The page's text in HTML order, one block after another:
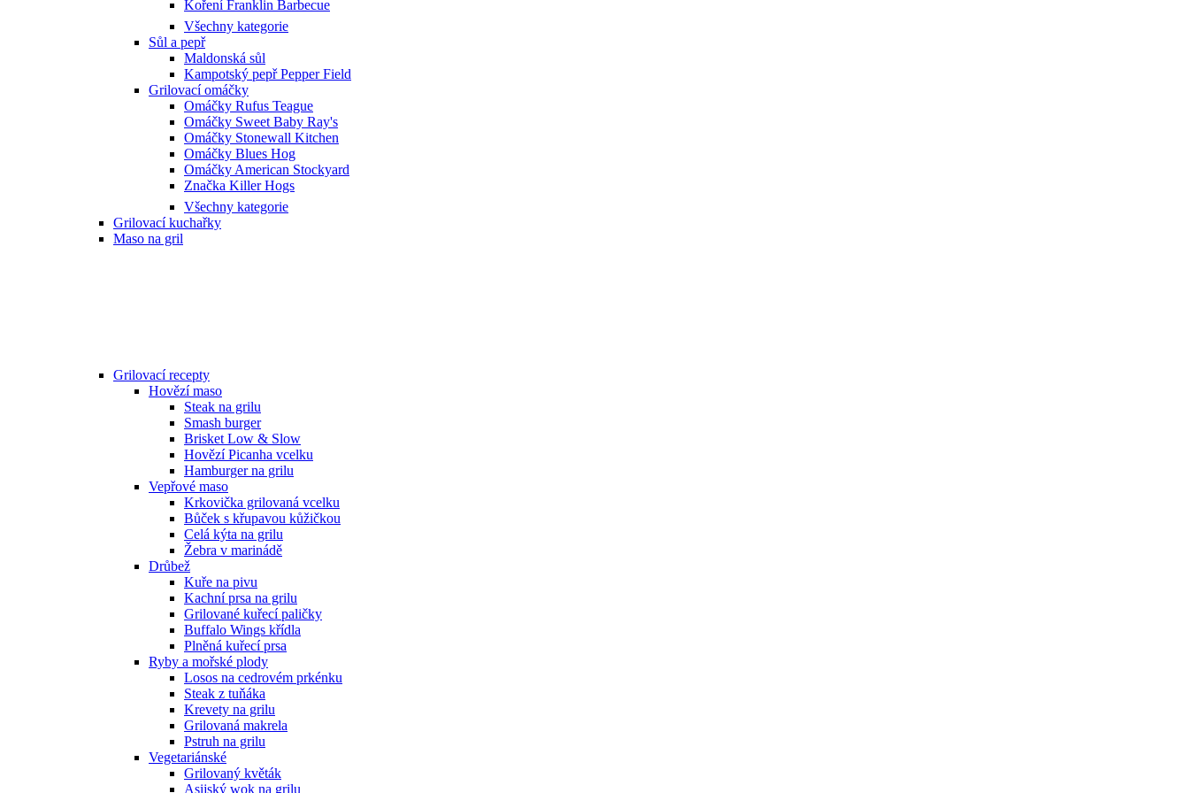
Koření Franklin Barbecue
Všechny kategorie
Sůl a pepř
Maldonská sůl
Kampotský pepř Pepper Field
Grilovací omáčky
Omáčky Rufus Teague
Omáčky Sweet Baby Ray's
Omáčky Stonewall Kitchen
Omáčky Blues Hog
Omáčky American Stockyard
Značka Killer Hogs
Všechny kategorie
Grilovací kuchařky
Maso na gril
Grilovací recepty
Hovězí maso
Steak na grilu
Smash burger
Brisket Low & Slow
Hovězí Picanha vcelku
Hamburger na grilu
Vepřové maso
Krkovička grilovaná vcelku
Bůček s křupavou kůžičkou
Celá kýta na grilu
Žebra v marinádě
Drůbež
Kuře na pivu
Kachní prsa na grilu
Grilované kuřecí paličky
Buffalo Wings křídla
Plněná kuřecí prsa
Ryby a mořské plody
Losos na cedrovém prkénku
Steak z tuňáka
Krevety na grilu
Grilovaná makrela
Pstruh na grilu
Vegetariánské
Grilovaný květák
Asijský wok na grilu